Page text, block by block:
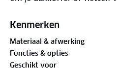
met u-beugels en snel
deurs hatchback 06/2019 t/
geschikt voor
Kenmerken
Materiaal & afwerking
Functies & opties
Geschikt voor